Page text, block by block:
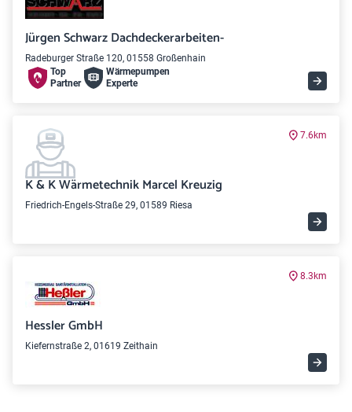
Jürgen Schwarz Dachdeckerarbeiten-
Radeburger Straße 120, 01558 Großenhain
Top
Partner
Wärme­pumpen
Experte
7.6km
K & K Wärmetechnik Marcel Kreuzig
Friedrich-Engels-Straße 29, 01589 Riesa
8.3km
Hessler GmbH
Kiefernstraße 2, 01619 Zeithain